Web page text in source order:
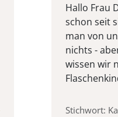
Hallo Frau
schon seit
man von
nichts -
wissen wir
Stichwort: